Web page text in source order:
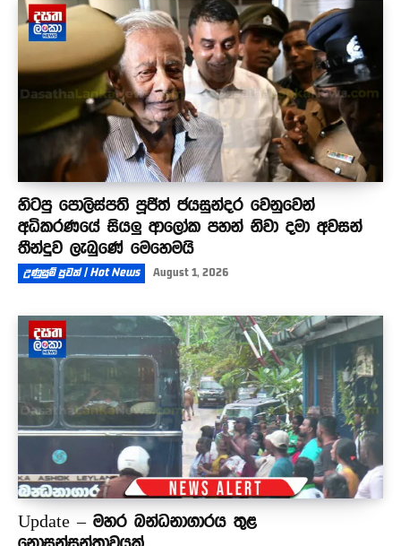
හිටපු පොලිස්පති පූජිත් ජයසුන්දර වෙනුවෙන්
අධිකරණයේ සියලු ආලෝක පහන් නිවා දමා අවසන්
තීන්දුව ලැබුණේ මෙහෙමයි
උණුසුම් පුවත් | Hot News August 1, 2026
Update – මහර බන්ධනාගාරය තුළ